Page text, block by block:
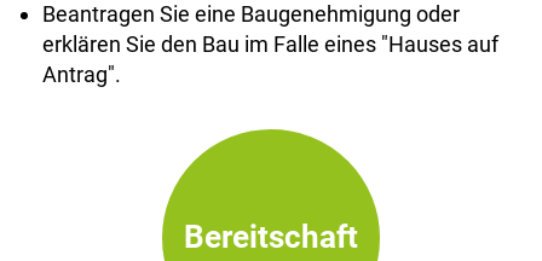
Beantragen Sie eine Baugenehmigung oder
erklären Sie den Bau im Falle eines "Hauses auf
Antrag".
Bereitschaft